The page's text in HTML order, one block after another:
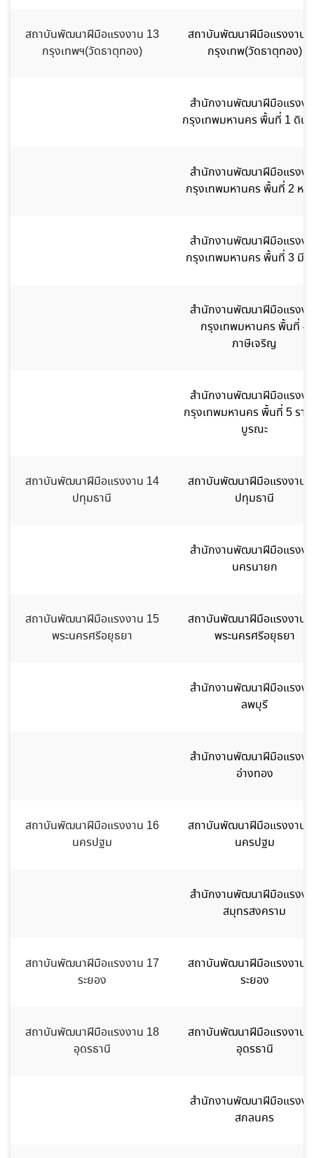
สถาบันพัฒนาฝีมือแรงงาน 13
กรุงเทพฯ(วัดธาตุทอง)
สถาบันพัฒนาฝีมือแรงงาน
กรุงเทพ(วัดธาตุทอง)
สำนักงานพัฒนาฝีมือแรงง
กรุงเทพมหานคร พื้นที่ 1 ดิน
สำนักงานพัฒนาฝีมือแรงง
กรุงเทพมหานคร พื้นที่ 2 หลั
สำนักงานพัฒนาฝีมือแรงง
กรุงเทพมหานคร พื้นที่ 3 มีน
สำนักงานพัฒนาฝีมือแรงง
กรุงเทพมหานคร พื้นที่ 4
ภาษีเจริญ
สำนักงานพัฒนาฝีมือแรงง
กรุงเทพมหานคร พื้นที่ 5 รา
บูรณะ
สถาบันพัฒนาฝีมือแรงงาน 14
ปทุมธานี
สถาบันพัฒนาฝีมือแรงงาน
ปทุมธานี
สำนักงานพัฒนาฝีมือแรงง
นครนายก
สถาบันพัฒนาฝีมือแรงงาน 15
พระนครศรีอยุธยา
สถาบันพัฒนาฝีมือแรงงาน
พระนครศรีอยุธยา
สำนักงานพัฒนาฝีมือแรงง
ลพบุรี
สำนักงานพัฒนาฝีมือแรงง
อ่างทอง
สถาบันพัฒนาฝีมือแรงงาน 16
นครปฐม
สถาบันพัฒนาฝีมือแรงงาน
นครปฐม
สำนักงานพัฒนาฝีมือแรงง
สมุทรสงคราม
สถาบันพัฒนาฝีมือแรงงาน 17
ระยอง
สถาบันพัฒนาฝีมือแรงงาน
ระยอง
สถาบันพัฒนาฝีมือแรงงาน 18
อุดรธานี
สถาบันพัฒนาฝีมือแรงงาน
อุดรธานี
สำนักงานพัฒนาฝีมือแรงง
สกลนคร